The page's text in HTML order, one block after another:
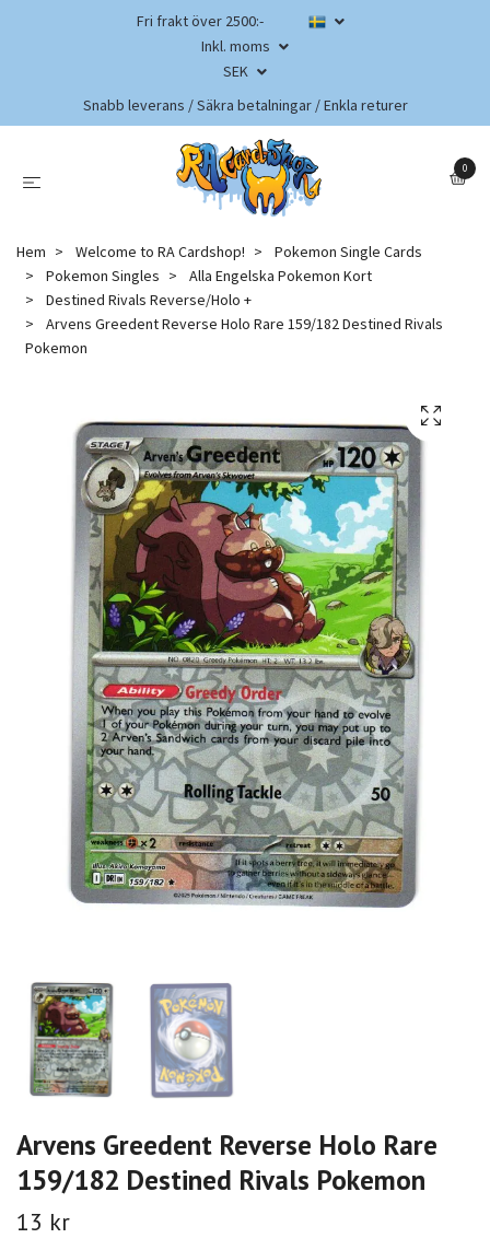
Fri frakt över 2500:-
Inkl. moms
SEK
Snabb leverans / Säkra betalningar / Enkla returer
0
Hem Welcome to RA Cardshop!
Pokemon Single Cards
Pokemon Singles
Alla Engelska Pokemon Kort
Destined Rivals Reverse/Holo +
Arvens Greedent Reverse Holo Rare 159/182 Destined Rivals
Pokemon
Arvens Greedent Reverse Holo Rare
159/182 Destined Rivals Pokemon
13 kr